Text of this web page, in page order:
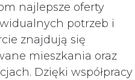
najlepsze oferty
potrzeb i
znajdują się
mieszkania oraz
Dzięki współpracy